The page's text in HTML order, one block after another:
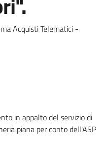
Acquisti Telematici -
in appalto del servizio di
piana per conto dell'ASP